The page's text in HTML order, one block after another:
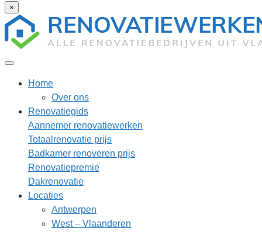
×
Home
Over ons
Renovatiegids
Aannemer renovatiewerken
Totaalrenovatie prijs
Badkamer renoveren prijs
Renovatiepremie
Dakrenovatie
Locaties
Antwerpen
West – Vlaanderen